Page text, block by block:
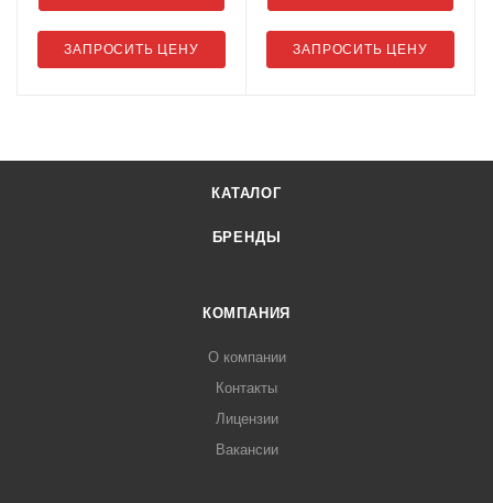
ЗАПРОСИТЬ ЦЕНУ ЗАПРОСИТЬ ЦЕНУ
КАТАЛОГ
БРЕНДЫ
КОМПАНИЯ
О компании
Контакты
Лицензии
Вакансии